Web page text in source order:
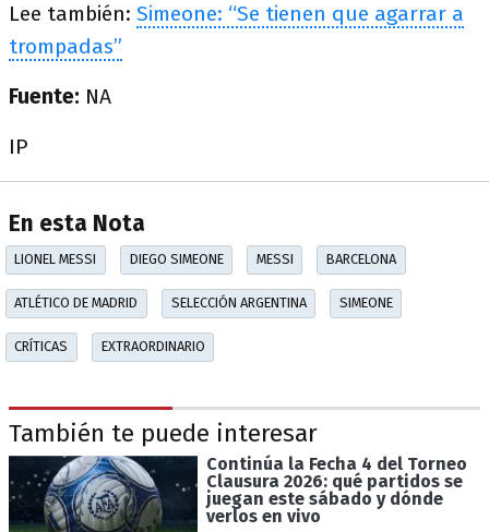
Lee también: Simeone: “Se tienen que agarrar a
trompadas”
Fuente: NA
IP
En esta Nota
LIONEL MESSI DIEGO SIMEONE MESSI BARCELONA
ATLÉTICO DE MADRID SELECCIÓN ARGENTINA SIMEONE
CRÍTICAS EXTRAORDINARIO
También te puede interesar
Continúa la Fecha 4 del Torneo
Clausura 2026: qué partidos se
juegan este sábado y dónde
verlos en vivo